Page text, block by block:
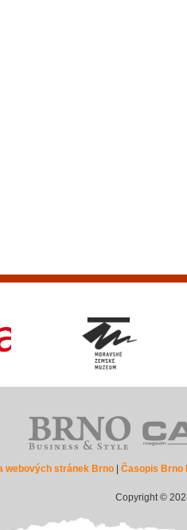
webových stránek Brno| Časopis Brno
Copyright ©